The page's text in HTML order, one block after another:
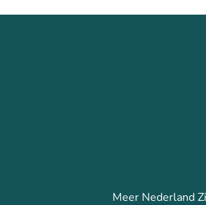
Meer Nederland